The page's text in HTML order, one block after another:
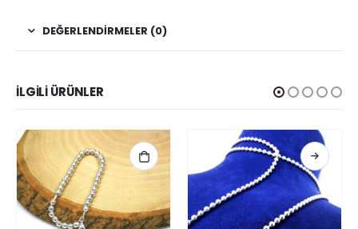
DEĞERLENDIRMELER (0)
İLGILI ÜRÜNLER